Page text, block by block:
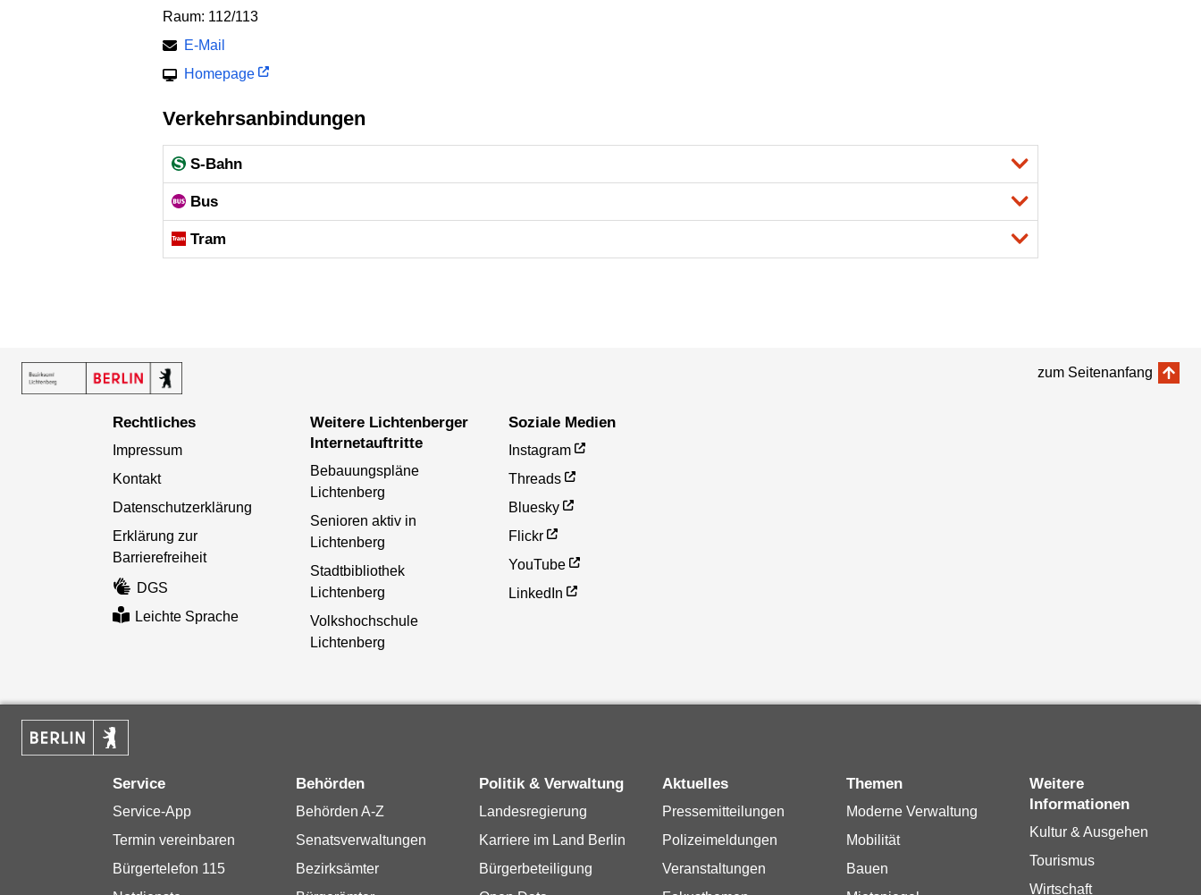
Raum: 112/113
E-Mail
Homepage
Verkehrsanbindungen
S-Bahn
Bus
Tram
zum Seitenanfang
Rechtliches
Impressum
Kontakt
Datenschutzerklärung
Erklärung zur
Barrierefreiheit
DGS
Leichte Sprache
Weitere Lichtenberger
Internetauftritte
Bebauungspläne
Lichtenberg
Senioren aktiv in
Lichtenberg
Stadtbibliothek
Lichtenberg
Volkshochschule
Lichtenberg
Soziale Medien
Instagram
Threads
Bluesky
Flickr
YouTube
LinkedIn
Service
Service-App
Termin vereinbaren
Bürgertelefon 115
Behörden
Behörden A-Z
Senatsverwaltungen
Bezirksämter
Politik & Verwaltung
Landesregierung
Karriere im Land Berlin
Bürgerbeteiligung
Aktuelles
Pressemitteilungen
Polizeimeldungen
Veranstaltungen
Themen
Moderne Verwaltung
Mobilität
Bauen
Weitere
Informationen
Kultur & Ausgehen
Tourismus
Wirtschaft